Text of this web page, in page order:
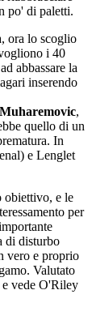
po' di paletti.
ora lo scoglio
i 40
abbassare la
inserendo
,
quello di un
In
e Lenglet
obiettivo, e le
per
di disturbo
vero e proprio
Valutato
vede O'Riley